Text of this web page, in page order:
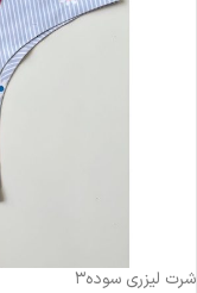
شرت لیزری سوده۳